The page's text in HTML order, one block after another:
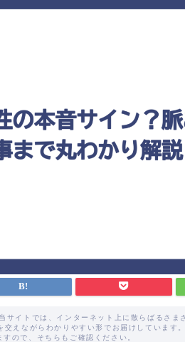
イトでは、インターネット上に散らばるさま
えながらわかりやすい形でお届けしています
ので、そちらもご確認ください。